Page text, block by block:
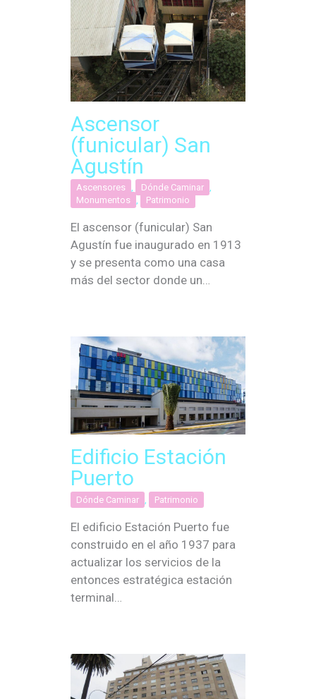
Ascensor
(funicular) San
Agustín
Ascensores , Dónde Caminar ,
Monumentos , Patrimonio
El ascensor (funicular) San
Agustín fue inaugurado en 1913
y se presenta como una casa
más del sector donde un…
Edificio Estación
Puerto
Dónde Caminar Patrimonio
El edificio Estación Puerto fue
construido en el año 1937 para
actualizar los servicios de la
entonces estratégica estación
terminal…